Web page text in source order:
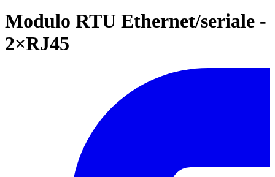
Modulo RTU Ethernet/seriale -
2×RJ45